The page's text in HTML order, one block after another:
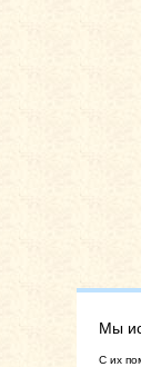
Мы
C их